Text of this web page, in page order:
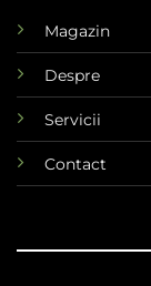
Magazin
Despre
Servicii
Contact